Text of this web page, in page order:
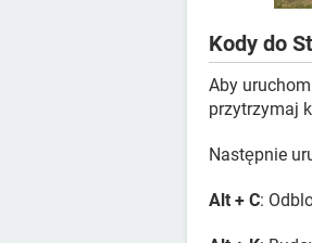
Kody do
Aby
przytrzymaj
Następnie
Alt + C: